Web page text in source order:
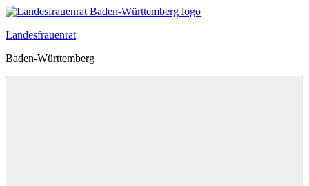
Zum
springen
Landesfrauenrat
Baden-Württemberg